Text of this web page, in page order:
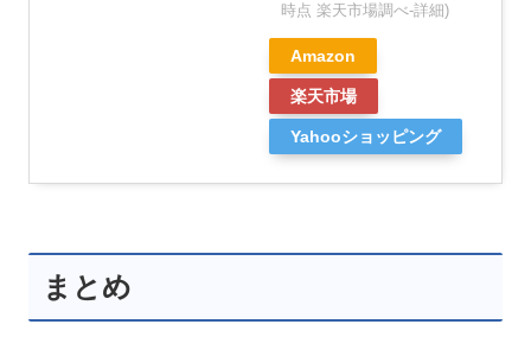
時点 楽天市場調べ-詳細)
Amazon
楽天市場
Yahooショッピング
まとめ